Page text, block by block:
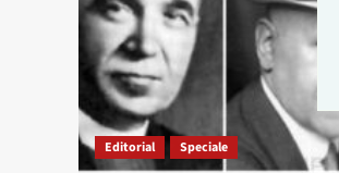
Editorial Speciale